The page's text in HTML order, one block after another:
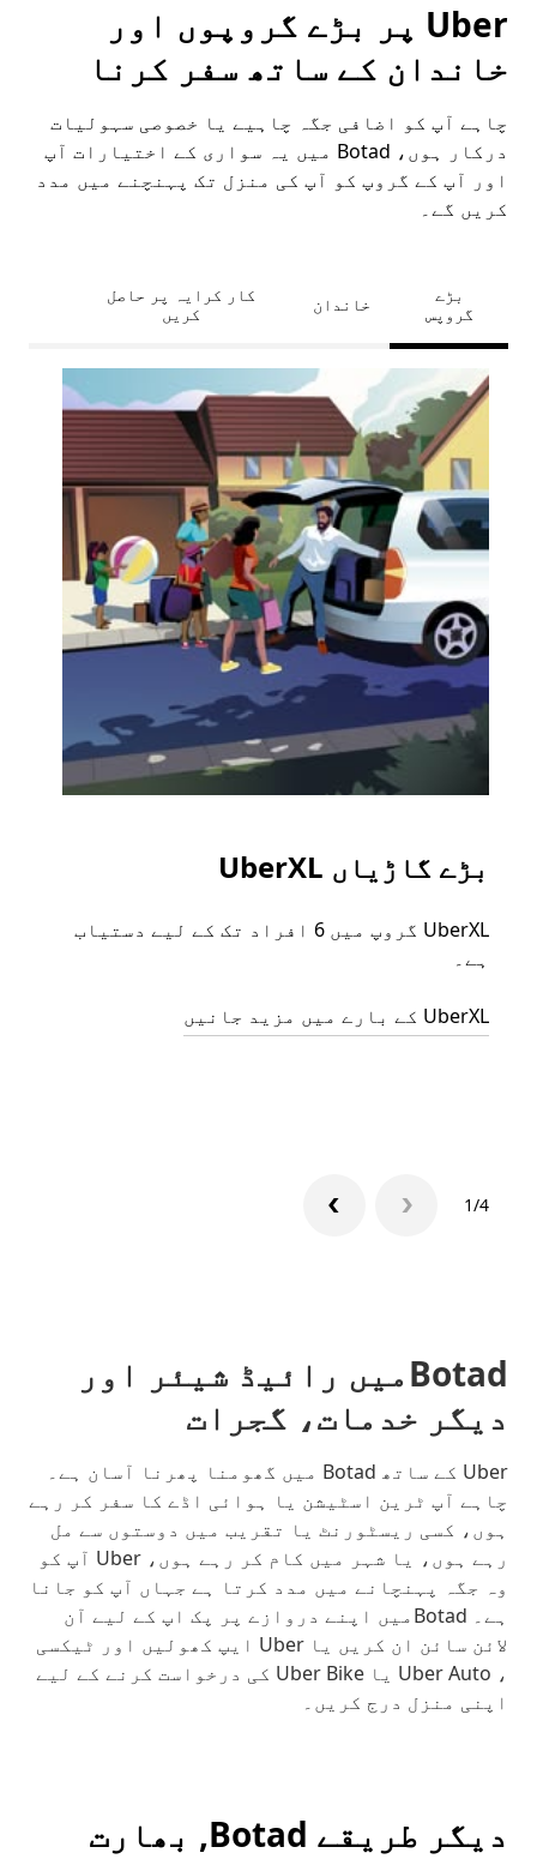
Uber پر بڑے گروپوں اور
خاندان کے ساتھ سفر کرنا
چاہے آپ کو اضافی جگہ چاہیے یا خصوصی سہولیات
درکار ہوں، Botad میں یہ سواری کے اختیارات آپ
اور آپ کے گروپ کو آپ کی منزل تک پہنچنے میں مدد
کریں گے۔
بڑے
گروپس
خاندان
کار کرایہ پر حاصل
کریں
بڑے گاڑیاں UberXL
UberXL گروپ میں 6 افراد تک کے لیے دستیاب
ہے۔
UberXL کے بارے میں مزید جانیں
1/4
Botadمیں رائیڈ شیئر اور
دیگر خدمات، گجرات
Uber کے ساتھ Botad میں گھومنا پھرنا آسان ہے۔
چاہے آپ ٹرین اسٹیشن یا ہوائی اڈے کا سفر کر رہے
ہوں، کسی ریسٹورنٹ یا تقریب میں دوستوں سے مل
رہے ہوں، یا شہر میں کام کر رہے ہوں، Uber آپ کو
وہ جگہ پہنچانے میں مدد کرتا ہے جہاں آپ کو جانا
ہے۔ Botadمیں اپنے دروازے پر پک اپ کے لیے آن
لائن سائن ان کریں یا Uber ایپ کھولیں اور ٹیکسی
، Uber Auto یا Uber Bike کی درخواست کرنے کے لیے
اپنی منزل درج کریں۔
دیگر طریقے Botad, بھارت